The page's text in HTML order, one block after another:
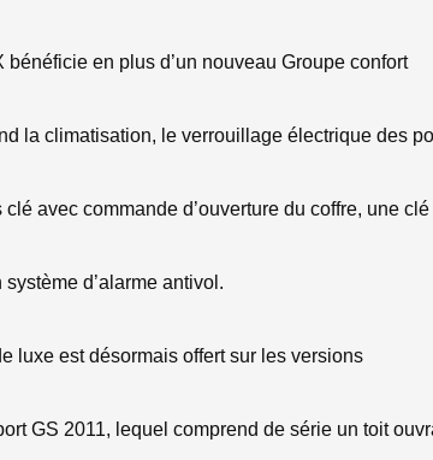
bénéficie en plus d’un nouveau Groupe confort
la climatisation, le verrouillage électrique des
avec commande d’ouverture du coffre, une clé
d’alarme antivol.
luxe est désormais offert sur les versions
GS 2011, lequel comprend de série un toit